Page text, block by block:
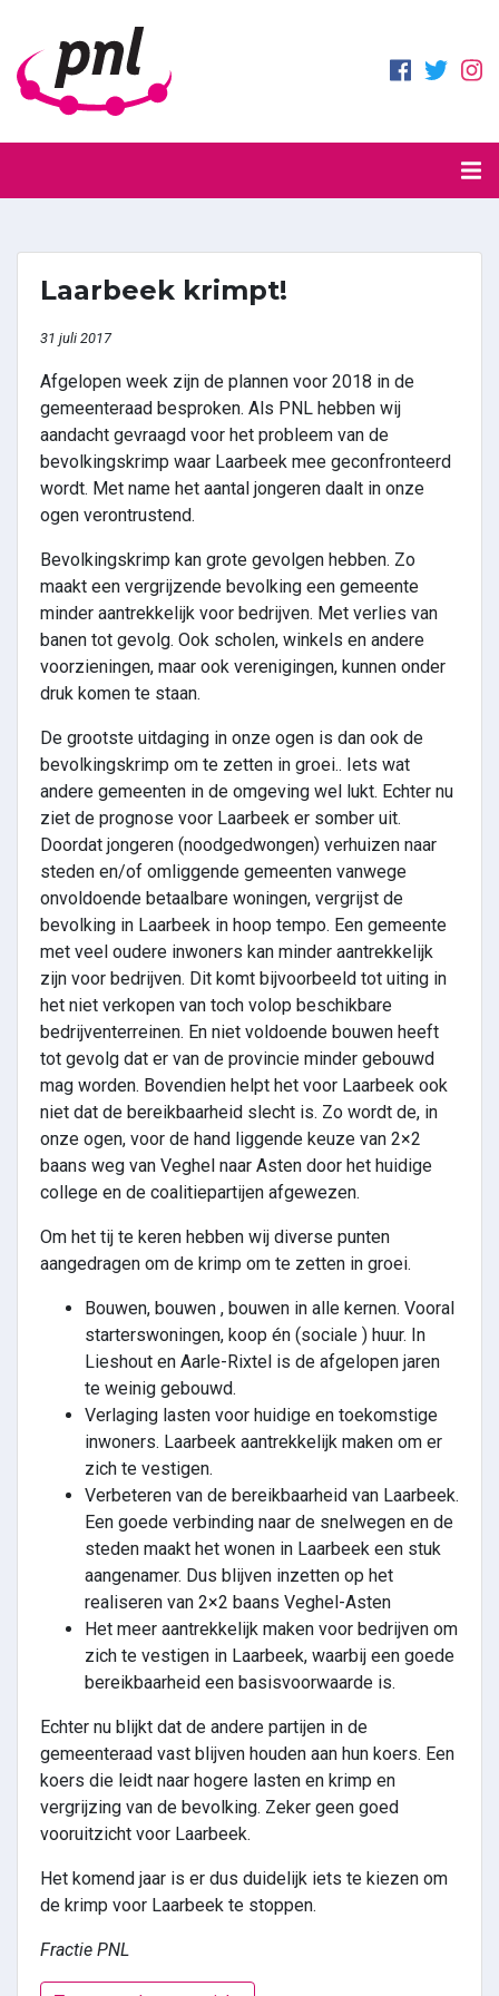
Laarbeek krimpt!
31 juli 2017
Afgelopen week zijn de plannen voor 2018 in de
gemeenteraad besproken. Als PNL hebben wij
aandacht gevraagd voor het probleem van de
bevolkingskrimp waar Laarbeek mee geconfronteerd
wordt. Met name het aantal jongeren daalt in onze
ogen verontrustend.
Bevolkingskrimp kan grote gevolgen hebben. Zo
maakt een vergrijzende bevolking een gemeente
minder aantrekkelijk voor bedrijven. Met verlies van
banen tot gevolg. Ook scholen, winkels en andere
voorzieningen, maar ook verenigingen, kunnen onder
druk komen te staan.
De grootste uitdaging in onze ogen is dan ook de
bevolkingskrimp om te zetten in groei.. Iets wat
andere gemeenten in de omgeving wel lukt. Echter nu
ziet de prognose voor Laarbeek er somber uit.
Doordat jongeren (noodgedwongen) verhuizen naar
steden en/of omliggende gemeenten vanwege
onvoldoende betaalbare woningen, vergrijst de
bevolking in Laarbeek in hoop tempo. Een gemeente
met veel oudere inwoners kan minder aantrekkelijk
zijn voor bedrijven. Dit komt bijvoorbeeld tot uiting in
het niet verkopen van toch volop beschikbare
bedrijventerreinen. En niet voldoende bouwen heeft
tot gevolg dat er van de provincie minder gebouwd
mag worden. Bovendien helpt het voor Laarbeek ook
niet dat de bereikbaarheid slecht is. Zo wordt de, in
onze ogen, voor de hand liggende keuze van 2×2
baans weg van Veghel naar Asten door het huidige
college en de coalitiepartijen afgewezen.
Om het tij te keren hebben wij diverse punten
aangedragen om de krimp om te zetten in groei.
Bouwen, bouwen , bouwen in alle kernen. Vooral
starterswoningen, koop én (sociale ) huur. In
Lieshout en Aarle-Rixtel is de afgelopen jaren
te weinig gebouwd.
Verlaging lasten voor huidige en toekomstige
inwoners. Laarbeek aantrekkelijk maken om er
zich te vestigen.
Verbeteren van de bereikbaarheid van Laarbeek.
Een goede verbinding naar de snelwegen en de
steden maakt het wonen in Laarbeek een stuk
aangenamer. Dus blijven inzetten op het
realiseren van 2×2 baans Veghel-Asten
Het meer aantrekkelijk maken voor bedrijven om
zich te vestigen in Laarbeek, waarbij een goede
bereikbaarheid een basisvoorwaarde is.
Echter nu blijkt dat de andere partijen in de
gemeenteraad vast blijven houden aan hun koers. Een
koers die leidt naar hogere lasten en krimp en
vergrijzing van de bevolking. Zeker geen goed
vooruitzicht voor Laarbeek.
Het komend jaar is er dus duidelijk iets te kiezen om
de krimp voor Laarbeek te stoppen.
Fractie PNL